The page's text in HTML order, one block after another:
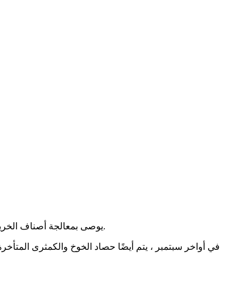
يوصى بمعالجة أصناف الخريف وأواخر الصيف ، يمكنك صنع العصائر والمربى والمربى والكومبوت منها. يجب اختيار أفضل ثمار أصناف الشتاء ، قوية ، دون أي ضرر ، وتخزينها.
في أواخر سبتمبر ، يتم أيضًا حصاد الخوخ والكمثرى